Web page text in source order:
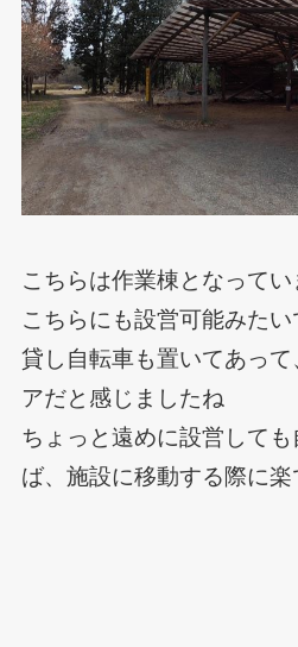
こちらは作業棟となって
こちらにも設営可能みたい
貸し自転車も置いてあっ
アだと感じましたね
ちょっと遠めに設営して
ば、施設に移動する際に楽